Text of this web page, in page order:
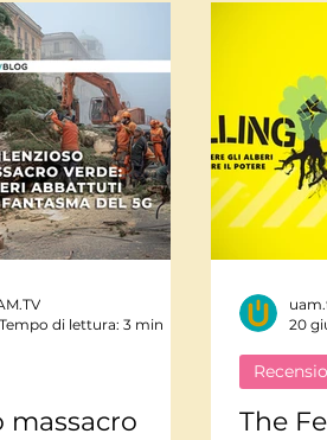
da UAM.TV
Impegno e
Arte cultura e
Mindfulnes e
massacro
Tempo di lettura: 3 min
The
20